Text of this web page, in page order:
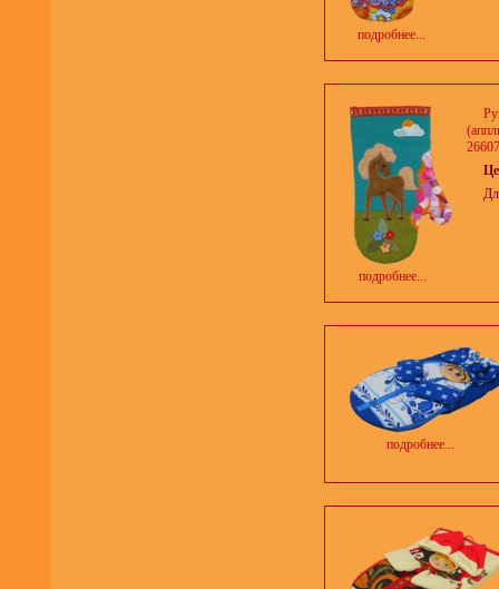
подробнее...
подробнее...
подробнее...